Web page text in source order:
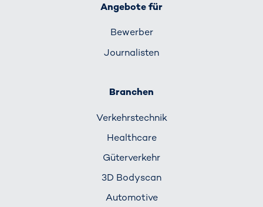
Angebote für
Bewerber
Journalisten
Branchen
Verkehrs­technik
Healthcare
Güterverkehr
3D Bodyscan
Automotive